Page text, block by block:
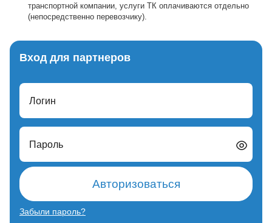
транспортной компании, услуги ТК оплачиваются отдельно
(непосредственно перевозчику).
Вход для партнеров
Логин
Пароль
Авторизоваться
Забыли пароль?